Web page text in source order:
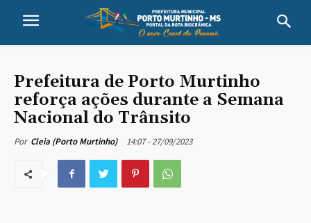
Prefeitura de Porto Murtinho
reforça ações durante a Semana
Nacional do Trânsito
Por Cleia (Porto Murtinho) 14:07 - 27/09/2023